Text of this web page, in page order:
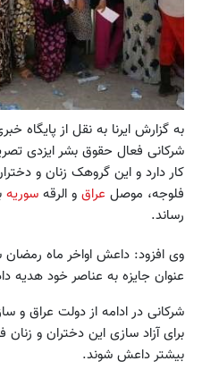
به گزارش ايرنا به نقل از پایگاه
شرکانی فعال حقوق بشر ایزدی
کار دارد و این گروهک زنان و
فلوجه، موصل عراق و الرقه سوریه
رساند.
وی افزود: داعش اواخر ماه رمضان
عنوان جایزه به عناصر خود هدیه
شرکانی در ادامه از دولت عراق و
برای آزاد سازی این دختران و
بیشتر داعش شوند.